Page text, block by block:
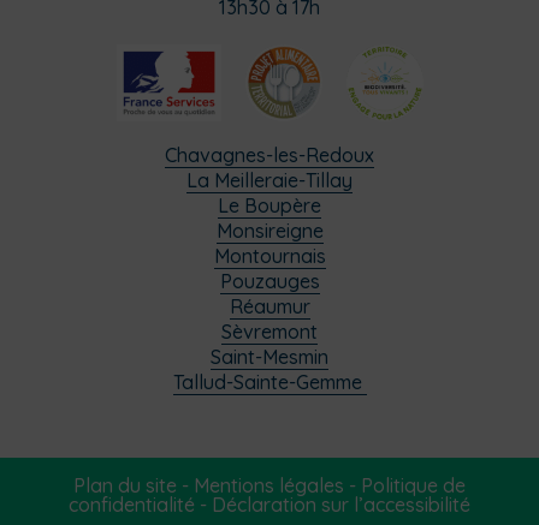
13h30 à 17h
Chavagnes-les-Redoux
La Meilleraie-Tillay
Le Boupère
Monsireigne
Montournais
Pouzauges
Réaumur
Sèvremont
Saint-Mesmin
Tallud-Sainte-Gemme
Plan du site - Mentions légales - Politique de
confidentialité - Déclaration sur l’accessibilité